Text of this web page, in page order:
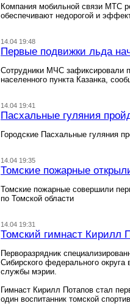
Компания мобильной связи МТС
обеспечивают недорогой и
14.04 19:48
Первые подвижки льда
Сотрудники МЧС зафиксировали
населенного пункта Казанка,
14.04 19:41
Пасхальные гуляния
Городские Пасхальные гуляния
14.04 19:35
Томские пожарные
Томские пожарные совершили
по Томской области
14.04 19:31
Томский гимнаст Кирилл
Перворазрядник
Сибирского федерального
службы мэрии.
Гимнаст Кирилл Потапов стал
один воспитанник томской